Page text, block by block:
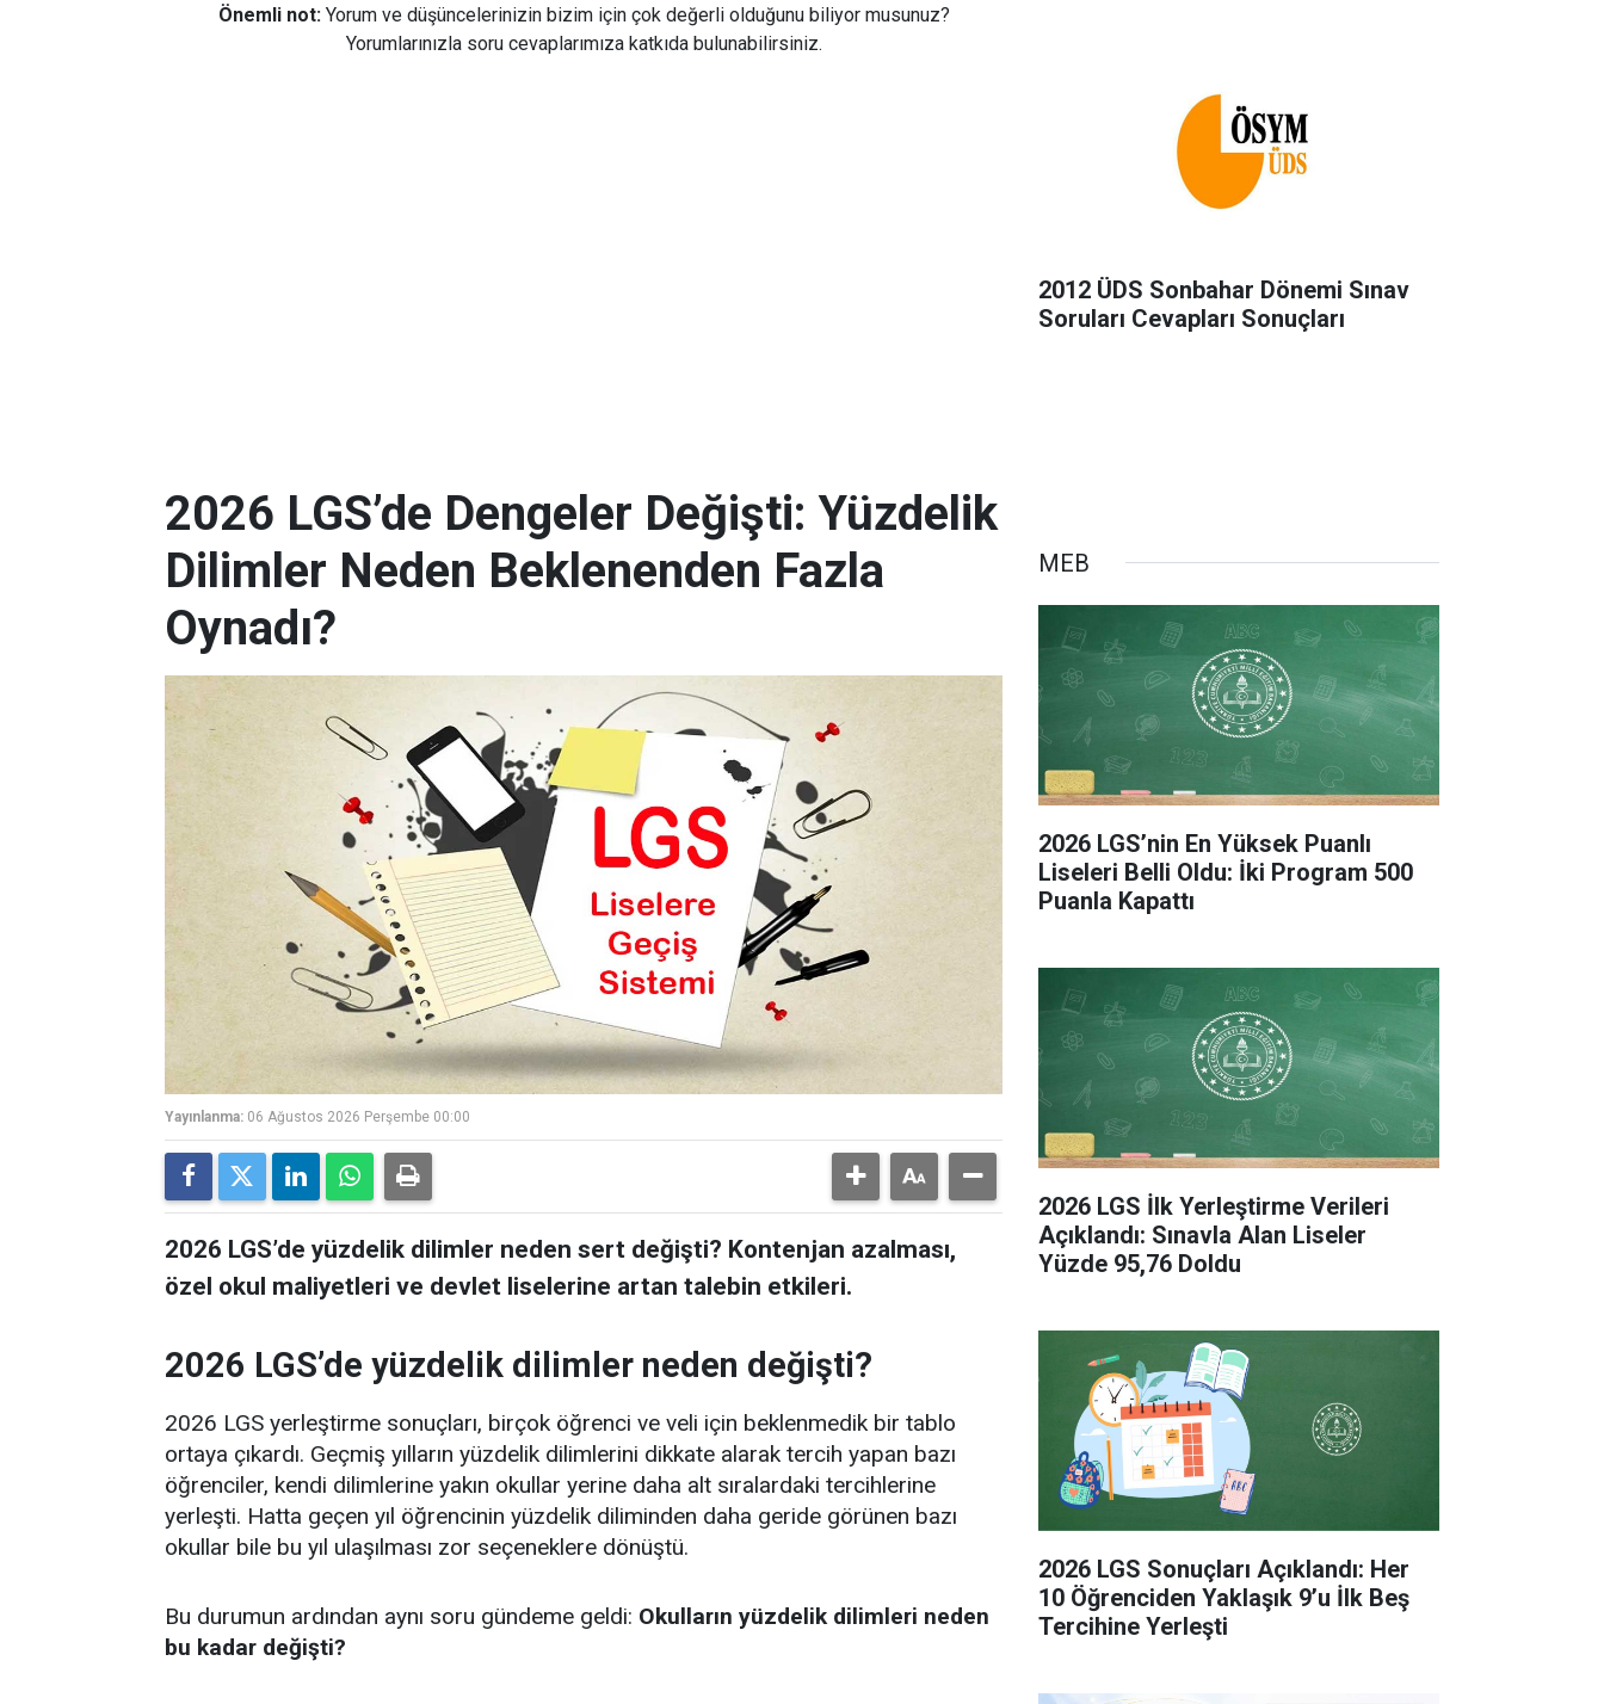
Önemli not: Yorum ve düşüncelerinizin bizim için çok değerli olduğunu biliyor musunuz?
Yorumlarınızla soru cevaplarımıza katkıda bulunabilirsiniz.
2012 ÜDS Sonbahar Dönemi Sınav
Soruları Cevapları Sonuçları
2026 LGS’de Dengeler Değişti: Yüzdelik
Dilimler Neden Beklenenden Fazla
Oynadı?
Yayınlanma: 06 Ağustos 2026 Perşembe 00:00
2026 LGS’de yüzdelik dilimler neden sert değişti? Kontenjan azalması,
özel okul maliyetleri ve devlet liselerine artan talebin etkileri.
2026 LGS’de yüzdelik dilimler neden değişti?
2026 LGS yerleştirme sonuçları, birçok öğrenci ve veli için beklenmedik bir tablo
ortaya çıkardı. Geçmiş yılların yüzdelik dilimlerini dikkate alarak tercih yapan bazı
öğrenciler, kendi dilimlerine yakın okullar yerine daha alt sıralardaki tercihlerine
yerleşti. Hatta geçen yıl öğrencinin yüzdelik diliminden daha geride görünen bazı
okullar bile bu yıl ulaşılması zor seçeneklere dönüştü.
Bu durumun ardından aynı soru gündeme geldi: Okulların yüzdelik dilimleri neden
bu kadar değişti?
MEB
2026 LGS’nin En Yüksek Puanlı
Liseleri Belli Oldu: İki Program 500
Puanla Kapattı
2026 LGS İlk Yerleştirme Verileri
Açıklandı: Sınavla Alan Liseler
Yüzde 95,76 Doldu
2026 LGS Sonuçları Açıklandı: Her
10 Öğrenciden Yaklaşık 9’u İlk Beş
Tercihine Yerleşti